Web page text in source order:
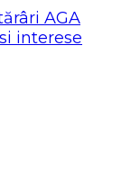
AGA
interese